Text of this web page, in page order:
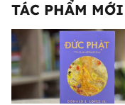
TÁC PHẨM MỚI